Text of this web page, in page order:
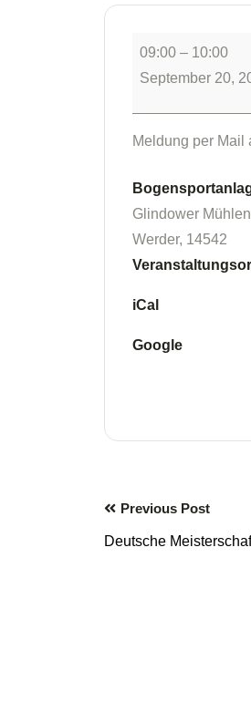
09:00 – 10:00
September 20,
Meldung per Mail
Glindower
Werder, 14542
iCal
Google
Previous Post
Deutsche